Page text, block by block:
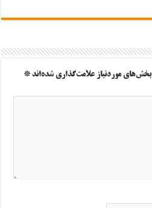
بخش‌های موردنیاز علامت‌گذاری شده‌اند*